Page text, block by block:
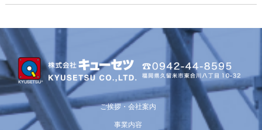
ご挨拶・会社案内
事業内容